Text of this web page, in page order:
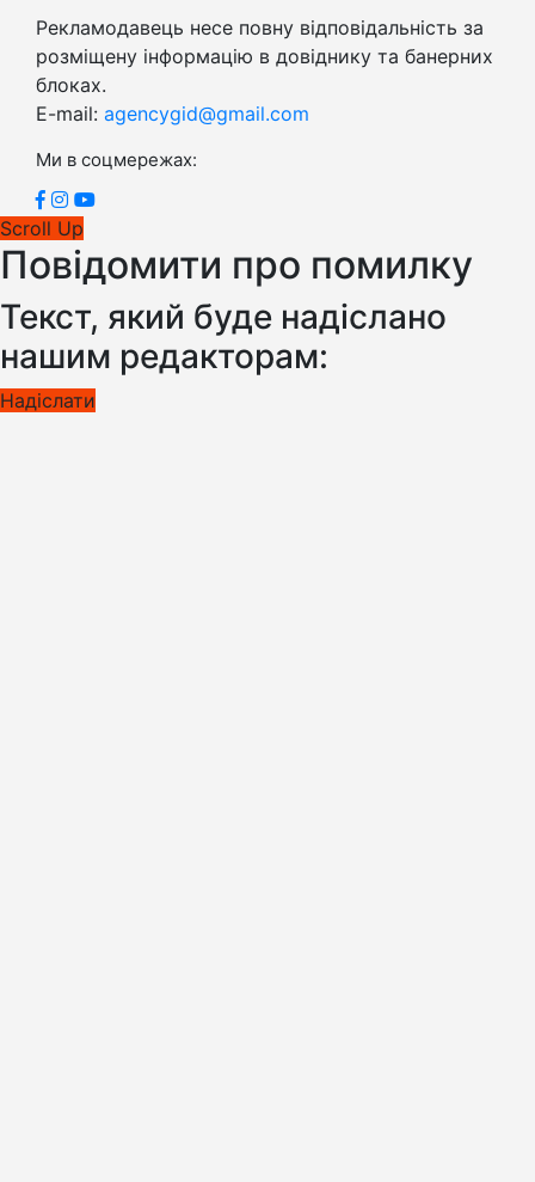
Рекламодавець несе повну відповідальність за
розміщену інформацію в довіднику та банерних
блоках.
E-mail: agencygid@gmail.com
Ми в соцмережах:
Scroll Up
Повідомити про помилку
Текст, який буде надіслано
нашим редакторам:
Надіслати